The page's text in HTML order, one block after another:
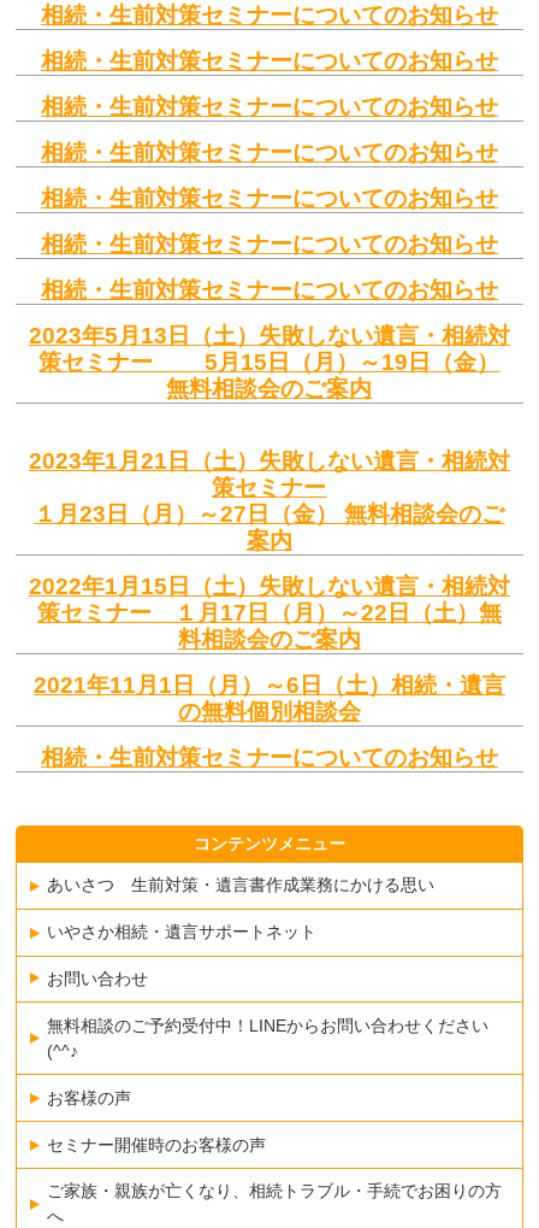
相続・生前対策セミナーについてのお知らせ
相続・生前対策セミナーについてのお知らせ
相続・生前対策セミナーについてのお知らせ
相続・生前対策セミナーについてのお知らせ
相続・生前対策セミナーについてのお知らせ
相続・生前対策セミナーについてのお知らせ
相続・生前対策セミナーについてのお知らせ
2023年5月13日（土）失敗しない遺言・相続対
策セミナー 5月15日（月）～19日（金）
無料相談会のご案内
2023年1月21日（土）失敗しない遺言・相続対
策セミナー
１月23日（月）～27日（金） 無料相談会のご
案内
2022年1月15日（土）失敗しない遺言・相続対
策セミナー １月17日（月）～22日（土）無
料相談会のご案内
2021年11月1日（月）～6日（土）相続・遺言
の無料個別相談会
相続・生前対策セミナーについてのお知らせ
コンテンツメニュー
あいさつ 生前対策・遺言書作成業務にかける思い
いやさか相続・遺言サポートネット
お問い合わせ
無料相談のご予約受付中！LINEからお問い合わせください
(^^♪
お客様の声
セミナー開催時のお客様の声
ご家族・親族が亡くなり、相続トラブル・手続でお困りの方
へ